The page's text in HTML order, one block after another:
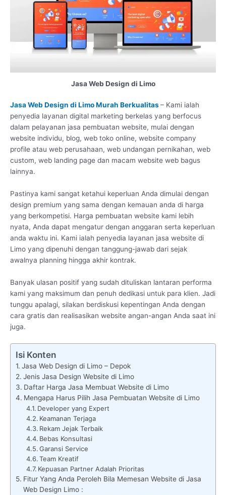
Jasa Web Design di Limo
Jasa Web Design di Limo Murah Berkualitas– Kami ialah
penyedia layanan digital marketing berkelas yang berfocus
dalam pelayanan jasa pembuatan website, mulai dengan
website individu, blog, web toko online, website company
profile atau web perusahaan, web undangan pernikahan, web
custom, web landing page dan macam website web bagus
lainnya.
Pastinya kami sangat ketahui keperluan Anda dimulai dengan
design premium yang sama dengan kemauan anda di harga
yang berkompetisi. Harga pembuatan website kami lebih
nyata, Anda dapat mengatur dengan anggaran serta keperluan
anda waktu ini. Kami ialah penyedia layanan jasa website di
Limo yang dipenuhi dengan tanggung-jawab dari sejak
awalnya planning hingga akhir kontrak.
Banyak ulasan positif yang sudah dituliskan lantaran performa
kami yang maksimum dan penuh dedikasi untuk para klien. Jadi
tunggu apalagi, silakan berdiskusi kepentingan Anda dengan
cara gratis dan realisasikan website angan-angan Anda saat ini
juga.
Isi Konten
Jasa Web Design di Limo – Depok
Jenis Jasa Design Website di Limo
Daftar Harga Jasa Membuat Website di Limo
Mengapa Harus Pilih Jasa Pembuatan Website di Limo
Developer yang Expert
Keamanan Terjaga
Rekam Jejak Terbaik
Bebas Konsultasi
Garansi Service
Team Kreatif
Kepuasan Partner Adalah Prioritas
Fitur Yang Anda Peroleh Bila Memesan Website di Jasa
Web Design Limo :